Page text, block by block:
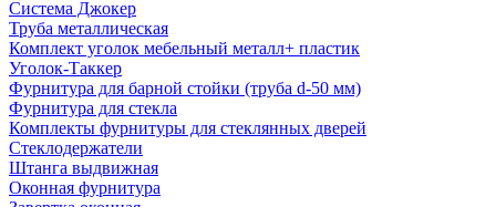
Система Джокер
Труба металлическая
Комплект уголок мебельный металл+ пластик
Уголок-Таккер
Фурнитура для барной стойки (труба d-50 мм)
Фурнитура для стекла
Комплекты фурнитуры для стеклянных дверей
Стеклодержатели
Штанга выдвижная
Оконная фурнитура